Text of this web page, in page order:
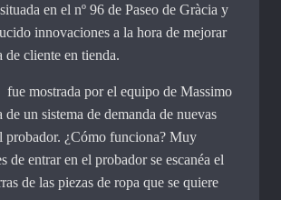
en el nº 96 de Paseo de Gràcia y
innovaciones a la hora de mejorar
de cliente en tienda.
fue mostrada por el equipo de Massimo
un sistema de demanda de nuevas
probador. ¿Cómo funciona? Muy
de entrar en el probador se escanéa el
de las piezas de ropa que se quiere